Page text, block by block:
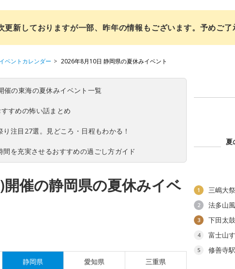
更新しておりますが一部、昨年の情報もございます。予めご了
ベントカレンダー 2026年8月10日 静岡県の夏休みイベント
の東海の夏休みイベント一覧
すめの怖い話まとめ
り注目27選。見どころ・日程もわかる！
間を充実させるおすすめの過ごし方ガイド
催の静岡県の夏休みイベ
静岡県 愛知県 三重県
夏
1 三嶋大
2 法多山
3 下田太
4 富士山
5
修善寺